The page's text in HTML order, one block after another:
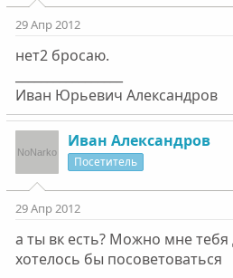
29 Апр 2012
нeт2 бросaю.
Ивaн Юрьeвич Алeксaндров
Ивaн Алeксaндров
Посетитель
29 Апр 2012
a ты вк eсть? Можно мнe тeбя
хотeлось бы посовeтовaться